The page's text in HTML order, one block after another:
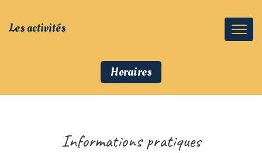
Les activités
Horaires
Informations pratiques